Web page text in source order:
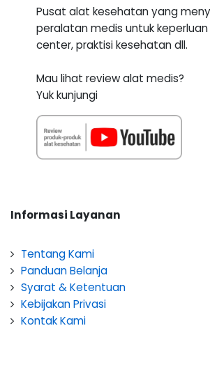
Pusat alat kesehatan yang
peralatan medis untuk
center, praktisi kesehatan dll.
Mau lihat review alat medis?
Yuk kunjungi
Informasi Layanan
Tentang Kami
Panduan Belanja
Syarat & Ketentuan
Kebijakan Privasi
Kontak Kami